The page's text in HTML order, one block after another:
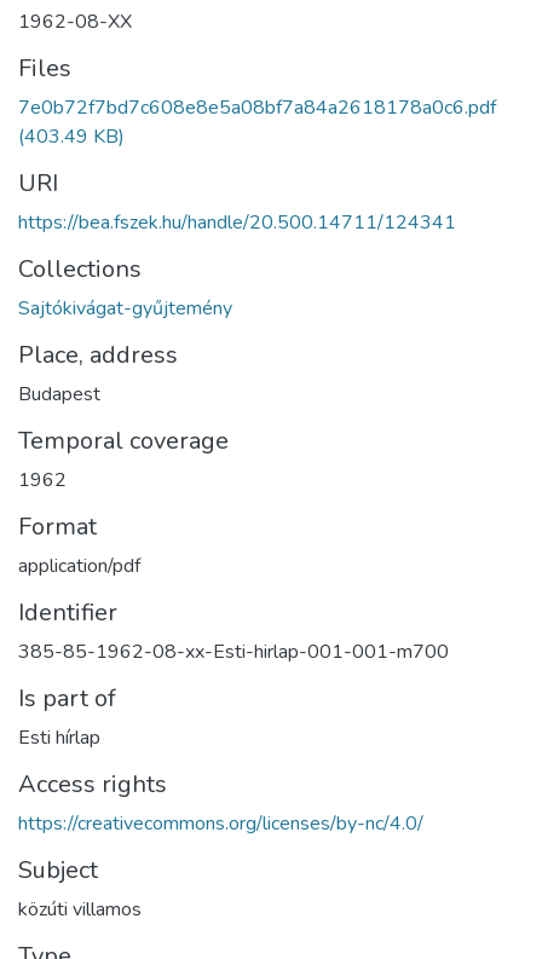
1962-08-XX
Files
7e0b72f7bd7c608e8e5a08bf7a84a2618178a0c6.pdf
(403.49 KB)
URI
https://bea.fszek.hu/handle/20.500.14711/124341
Collections
Sajtókivágat-gyűjtemény
Place, address
Budapest
Temporal coverage
1962
Format
application/pdf
Identifier
385-85-1962-08-xx-Esti-hirlap-001-001-m700
Is part of
Esti hírlap
Access rights
https://creativecommons.org/licenses/by-nc/4.0/
Subject
közúti villamos